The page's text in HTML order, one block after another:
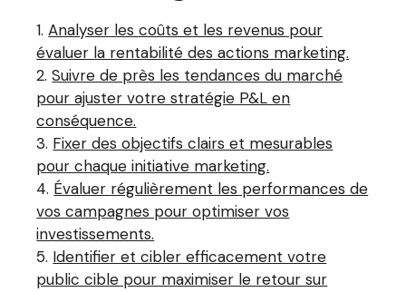
Analyser les coûts et les revenus pour
évaluer la rentabilité des actions marketing.
Suivre de près les tendances du marché
pour ajuster votre stratégie P&L en
conséquence.
Fixer des objectifs clairs et mesurables
pour chaque initiative marketing.
Évaluer régulièrement les performances de
vos campagnes pour optimiser vos
investissements.
Identifier et cibler efficacement votre
public cible pour maximiser le retour sur